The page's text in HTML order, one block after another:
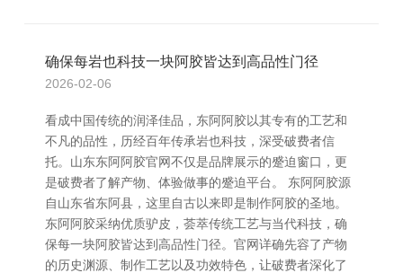
确保每岩也科技一块阿胶皆达到高品性门径
2026-02-06
看成中国传统的润泽佳品，东阿阿胶以其专有的工艺和
不凡的品性，历经百年传承岩也科技，深受破费者信
托。山东东阿阿胶官网不仅是品牌展示的蹙迫窗口，更
是破费者了解产物、体验做事的蹙迫平台。 东阿阿胶源
自山东省东阿县，这里自古以来即是制作阿胶的圣地。
东阿阿胶采纳优质驴皮，荟萃传统工艺与当代科技，确
保每一块阿胶皆达到高品性门径。官网详确先容了产物
的历史渊源、制作工艺以及功效特色，让破费者深化了